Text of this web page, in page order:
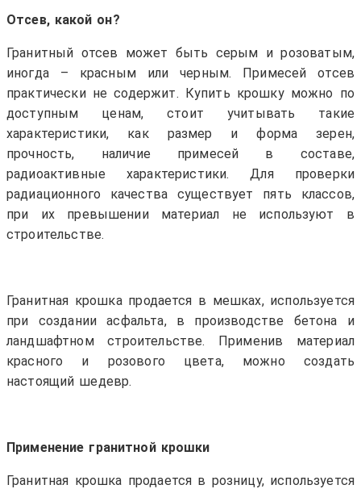
Отсев, какой он?
Гранитный отсев может быть серым и розоватым,
иногда – красным или черным. Примесей отсев
практически не содержит. Купить крошку можно по
доступным ценам, стоит учитывать такие
характеристики, как размер и форма зерен,
прочность, наличие примесей в составе,
радиоактивные характеристики. Для проверки
радиационного качества существует пять классов,
при их превышении материал не используют в
строительстве.
Гранитная крошка продается в мешках, используется
при создании асфальта, в производстве бетона и
ландшафтном строительстве. Применив материал
красного и розового цвета, можно создать
настоящий шедевр.
Применение гранитной крошки
Гранитная крошка продается в розницу, используется